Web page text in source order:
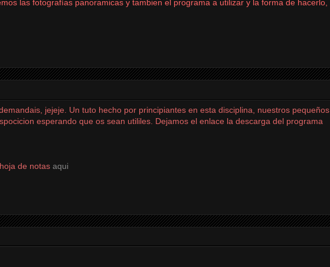
las fotografías panoramicas y tambien el programa a utilizar y la forma de hacerlo,
jejeje. Un tuto hecho por principiantes en esta disciplina, nuestros pequeños
esperando que os sean utililes. Dejamos el enlace la descarga del programa
de notas aqui